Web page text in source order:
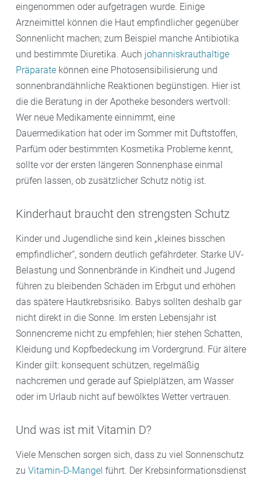
eingenommen oder aufgetragen wurde. Einige
Arzneimittel können die Haut empfindlicher gegenüber
Sonnenlicht machen; zum Beispiel manche Antibiotika
und bestimmte Diuretika. Auch johanniskrauthaltige
Präparate können eine Photosensibilisierung und
sonnenbrandähnliche Reaktionen begünstigen. Hier ist
die die Beratung in der Apotheke besonders wertvoll:
Wer neue Medikamente einnimmt, eine
Dauermedikation hat oder im Sommer mit Duftstoffen,
Parfüm oder bestimmten Kosmetika Probleme kennt,
sollte vor der ersten längeren Sonnenphase einmal
prüfen lassen, ob zusätzlicher Schutz nötig ist.
Kinderhaut braucht den strengsten Schutz
Kinder und Jugendliche sind kein „kleines bisschen
empfindlicher“, sondern deutlich gefährdeter. Starke UV-
Belastung und Sonnenbrände in Kindheit und Jugend
führen zu bleibenden Schäden im Erbgut und erhöhen
das spätere Hautkrebsrisiko. Babys sollten deshalb gar
nicht direkt in die Sonne. Im ersten Lebensjahr ist
Sonnencreme nicht zu empfehlen; hier stehen Schatten,
Kleidung und Kopfbedeckung im Vordergrund. Für ältere
Kinder gilt: konsequent schützen, regelmäßig
nachcremen und gerade auf Spielplätzen, am Wasser
oder im Urlaub nicht auf bewölktes Wetter vertrauen.
Und was ist mit Vitamin D?
Viele Menschen sorgen sich, dass zu viel Sonnenschutz
zu Vitamin-D-Mangel führt. Der Krebsinformationsdienst